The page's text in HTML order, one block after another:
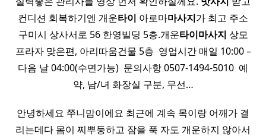
컨디션 회복하기엔 개운타이 아로마마사지가 최고 주소
구미시 상사서로 56 한영빌딩 5층.개운타이마사지 상모
프라자 맞은편, 아리따움건물 5층 ​ 영업시간 매일 10:00 –
다음 날 04:00(수면가능) ​ 문의사항 0507-1494-5010 ​ 예
약, 남/녀 화장실 구분, 무선…
안녕하세요 쭈니맘이에요 최근에 계속 목이랑 어깨가 결
리는데다 몸이 찌뿌둥하고 잠을 푹 자도 개운하지 않아서